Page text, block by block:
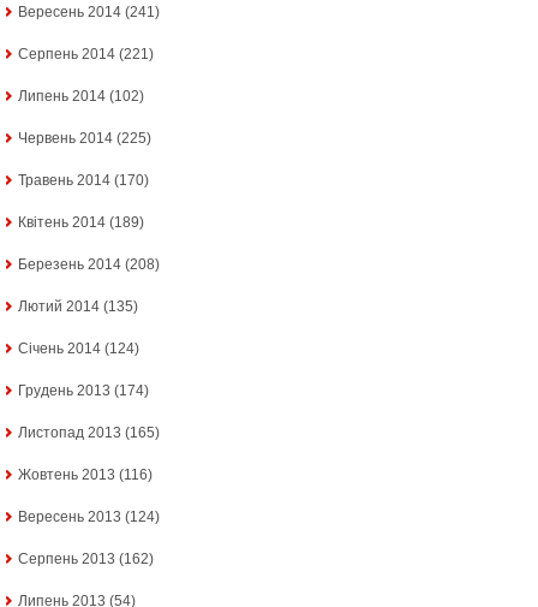
Вересень 2014 (241)
Серпень 2014 (221)
Липень 2014 (102)
Червень 2014 (225)
Травень 2014 (170)
Квітень 2014 (189)
Березень 2014 (208)
Лютий 2014 (135)
Січень 2014 (124)
Грудень 2013 (174)
Листопад 2013 (165)
Жовтень 2013 (116)
Вересень 2013 (124)
Серпень 2013 (162)
Липень 2013 (54)